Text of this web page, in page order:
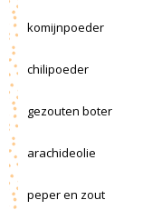
komijnpoeder
chilipoeder
gezouten boter
arachideolie
peper en zout